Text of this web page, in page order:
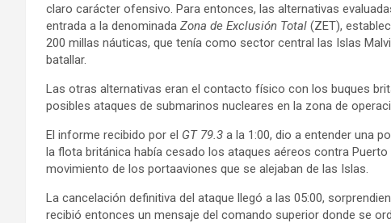
claro carácter ofensivo. Para entonces, las alternativas
entrada a la denominada Zona de Exclusión Total (ZET),
200 millas náuticas, que tenía como sector central las Islas
batallar​.
Las otras alternativas eran el contacto físico con los buques
posibles ataques de submarinos nucleares en la zona de
El informe recibido por el GT 79.3 a la 1:00, dio a entender una
la flota británica había cesado los ataques aéreos contra
movimiento de los portaaviones que se alejaban de las Islas.
La cancelación definitiva del ataque llegó a las 05:00,
recibió entonces un mensaje del comando superior donde se